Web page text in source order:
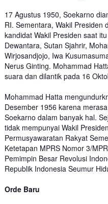
17 Agustus 1950, Soekarno
RI. Sementara, Wakil Presiden
kandidat Wakil Presiden saat
Dewantara, Sutan Sjahrir,
Wirjosandjojo, Iwa
Nerus Ginting. Mohammad
suara dan dilantik pada 16
Mohammad Hatta
Desember 1956 karena
Soekarno dalam banyak hal.
tidak mempunyai Wakil
Permusyawaratan Rakyat
Ketetapan MPRS Nomor 3/
Pemimpin Besar Revolusi
Republik Indonesia Seumur
Orde Baru